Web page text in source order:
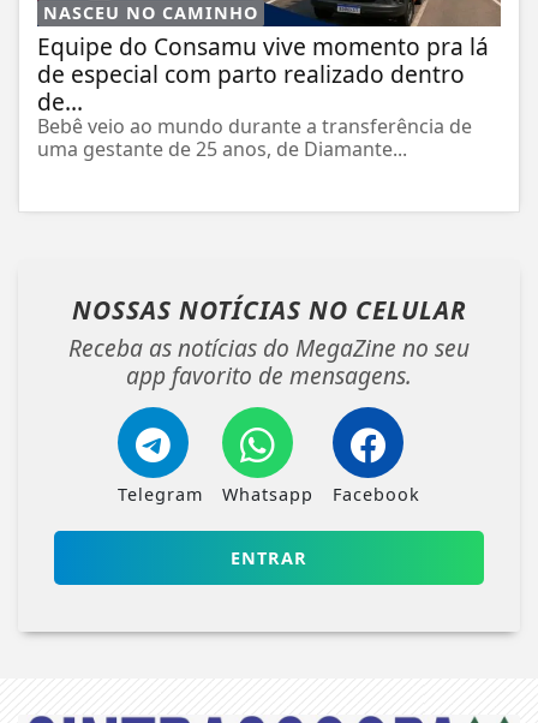
NASCEU NO CAMINHO
Equipe do Consamu vive momento pra lá
de especial com parto realizado dentro
de...
Bebê veio ao mundo durante a transferência de
uma gestante de 25 anos, de Diamante...
NOSSAS NOTÍCIAS NO CELULAR
Receba as notícias do MegaZine no seu
app favorito de mensagens.
Telegram Whatsapp Facebook
ENTRAR